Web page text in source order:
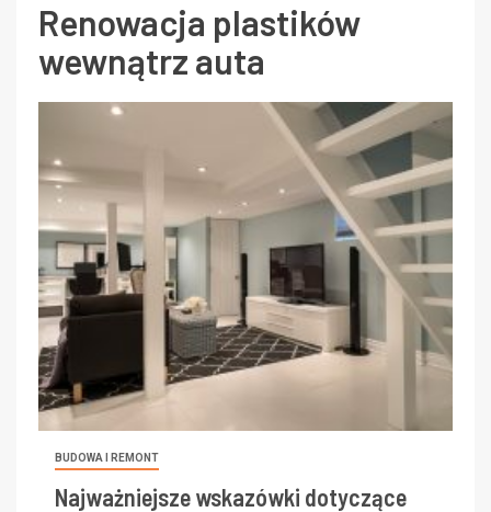
Renowacja plastików
wewnątrz auta
BUDOWA I REMONT
Najważniejsze wskazówki dotyczące